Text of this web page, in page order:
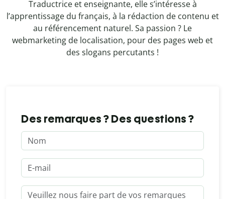
Traductrice et enseignante, elle s’intéresse à
l’apprentissage du français, à la rédaction de contenu et
au référencement naturel. Sa passion ? Le
webmarketing de localisation, pour des pages web et
des slogans percutants !
Des remarques ? Des questions ?